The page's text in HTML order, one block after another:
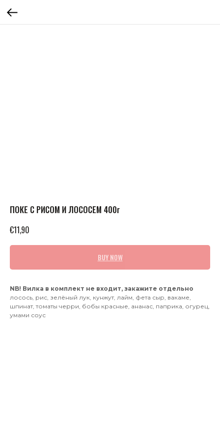
ПОКЕ С РИСОМ И ЛОСОСЕМ 400г
€11,90
BUY NOW
NB! Вилка в комплект не входит, закажите отдельно
лосось, рис, зелёный лук, кунжут, лайм, фета сыр, вакаме,
шпинат, томаты черри, бобы красные, ананас, паприка, огурец,
умами соус